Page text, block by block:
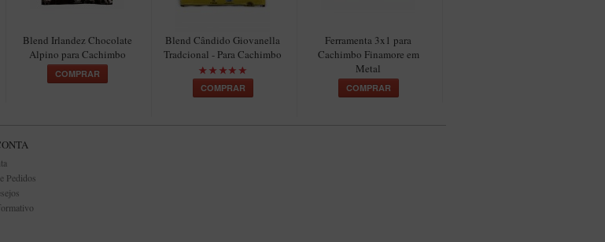
Blend Irlandez Chocolate
Alpino para Cachimbo
COMPRAR
Blend Cândido Giovanella
Tradcional - Para Cachimbo
COMPRAR
Ferramenta 3x1 para
Cachimbo Finamore em
Metal
COMPRAR
Pedidos